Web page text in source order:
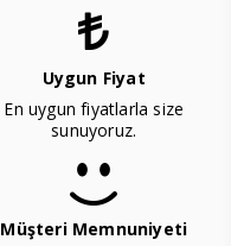
Uygun Fiyat
En uygun fiyatlarla size
sunuyoruz.
Müşteri Memnuniyeti